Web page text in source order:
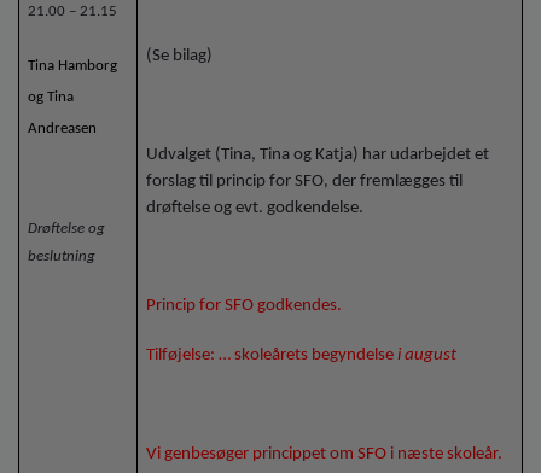
21.00 – 21.15
Tina Hamborg
og Tina
Andreasen
Drøftelse og
beslutning
(Se bilag)
Udvalget (Tina, Tina og Katja) har udarbejdet et
forslag til princip for SFO, der fremlægges til
drøftelse og evt. godkendelse.
Princip for SFO godkendes.
Tilføjelse: … skoleårets begyndelse i august
Vi genbesøger princippet om SFO i næste skoleår.